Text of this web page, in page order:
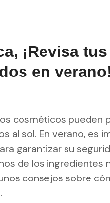
¡Revisa tus
en verano!
cosméticos pueden
al sol. En verano, es
garantizar su
de los ingredientes
consejos sobre